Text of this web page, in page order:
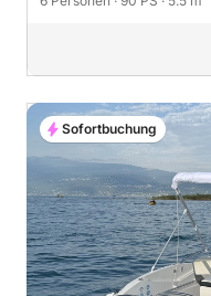
Sofortbuchung